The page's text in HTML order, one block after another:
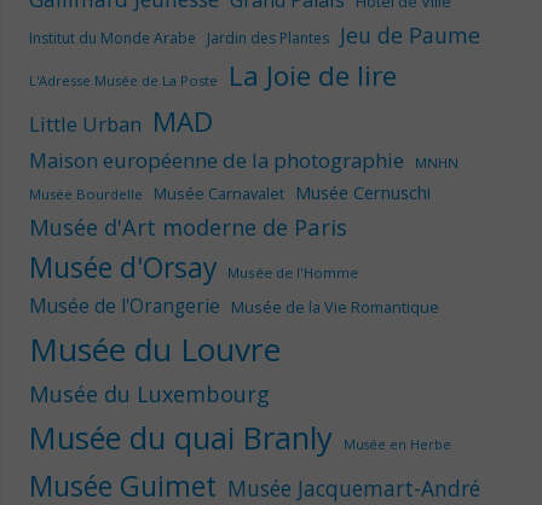
Institut du Monde Arabe Jardin des Plantes Jeu de Paume
L'Adresse Musée de La Poste La Joie de lire
Little Urban MAD
Maison européenne de la photographie
MNHN
Musée Bourdelle
Musée Carnavalet Musée Cernuschi
Musée d'Art moderne de Paris
Musée d'Orsay Musée de l'Homme
Musée de l'Orangerie Musée de la Vie Romantique
Musée du Louvre
Musée du Luxembourg
Musée du quai Branly Musée en Herbe
Musée Guimet Musée Jacquemart-André